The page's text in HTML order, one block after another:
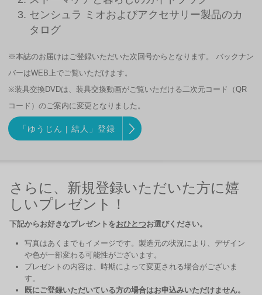
センシュラ ミオおよびアクセサリー製品のカ
タログ
※本誌のお届けはご登録いただいた次回号からとなります。 バックナン
バーはWEB上でご覧いただけます。
※装具交換DVDは、装具交換動画がご覧いただける二次元コード（QR
コード）のご案内に変更となりました。
「ゆうじん | 結人」登録
さらに、新規登録いただいた方に嬉
しいプレゼント！
下記からお好きなプレゼントをおひとつお選びください。
写真はあくまでもイメージです。製造元の状況により、デザイン
や色が一部変わる可能性がございます。
プレゼントの内容は、時期によって変更される場合がございま
す。
既にご登録いただいている方の場合はお申込みいただけません。